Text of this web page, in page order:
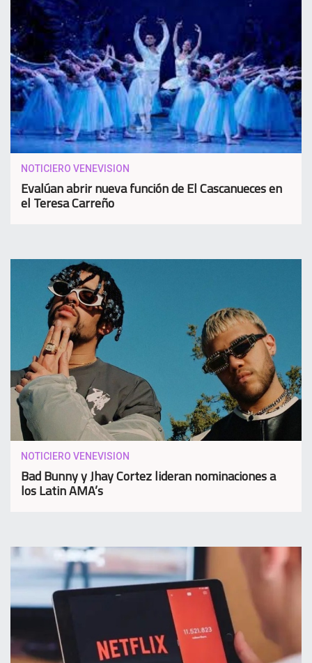
NOTICIERO VENEVISION
Evalúan abrir nueva función de El Cascanueces en
el Teresa Carreño
NOTICIERO VENEVISION
Bad Bunny y Jhay Cortez lideran nominaciones a
los Latin AMA’s